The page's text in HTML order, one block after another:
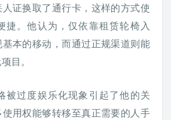
证换取了通行卡，这样的方式使
捷。他认为，仅依靠租赁轮椅入
本的移动，而通过正规渠道则能
目。
被过度娱乐化现象引起了他的关
用权能够转移至真正需要的人手